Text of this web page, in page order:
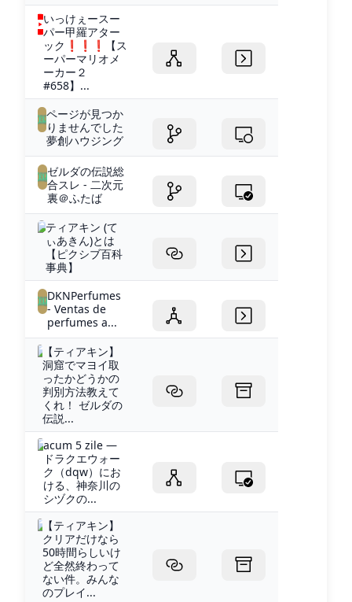
いっけぇースー
パー甲羅アター
ック❗️❗️❗️【ス
ーパーマリオメ
ーカー２
#658】...
ページが見つか
りませんでした
夢創ハウジング
ゼルダの伝説総
合スレ - 二次元
裏＠ふたば
ティアキン (て
ぃあきん)とは
【ピクシブ百科
事典】
DKNPerfumes
- Ventas de
perfumes a...
【ティアキン】
洞窟でマヨイ取
ったかどうかの
判別方法教えて
くれ！ ゼルダの
伝説...
acum 5 zile —
ドラクエウォー
ク（dqw）にお
ける、神奈川の
シヅクの...
【ティアキン】
クリアだけなら
50時間らしいけ
ど全然終わって
ない件。みんな
のプレイ...